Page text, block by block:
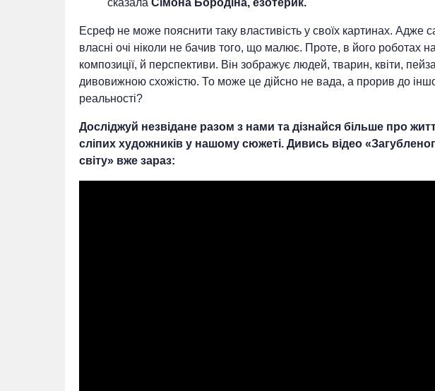
сказала Сімона Бородіна, езотерик.
Есреф не може пояснити таку властивість у своїх картинах. Адже
власні очі ніколи не бачив того, що малює. Проте, в його роботах
композиції, й перспективи. Він зображує людей, тварин, квіти,
дивовижною схожістю. То може це дійсно не вада, а прорив до
реальності?
Досліджуй незвідане разом з нами та дізнайся більше про
сліпих художників у нашому сюжеті. Дивись відео
світу» вже зараз: